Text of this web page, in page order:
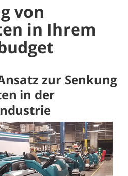
von
in Ihrem
zur Senkung
in der